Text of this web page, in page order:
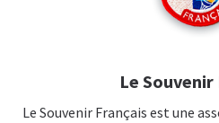
Le Souvenir
Le Souvenir Français est une